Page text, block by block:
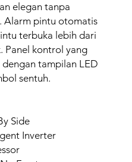
elegan tanpa
Alarm pintu otomatis
terbuka lebih dari
Panel kontrol yang
tampilan LED
sentuh.
Side
Inverter